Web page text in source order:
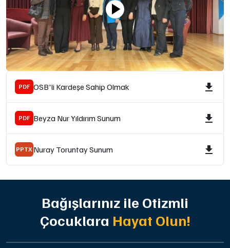
PDF OSB'li Kardeşe Sahip Olmak
PDF Beyza Nur Yıldırım Sunum
PPTX Nuray Toruntay Sunum
Bağışlarınız ile Otizmli
Çocuklara Hayat Olun!